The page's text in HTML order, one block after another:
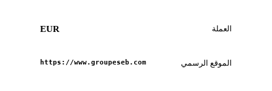
العملة EUR
الموقع الرسمي https://www.groupeseb.com